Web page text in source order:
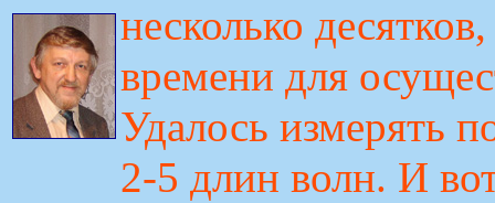
несколько
времени для
Удалось измерять
2-5 длин волн. И